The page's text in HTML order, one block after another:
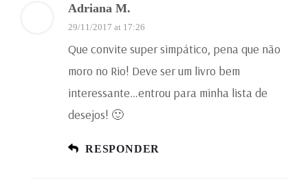
Adriana M.
29/11/2017 at 17:26
Que convite super simpático, pena que não
moro no Rio! Deve ser um livro bem
interessante…entrou para minha lista de
desejos! 🙂
RESPONDER